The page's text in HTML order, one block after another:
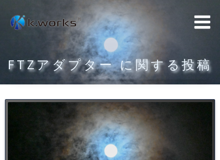
コ
ン
テ
ン
ツ
へ
キ
ッ
プ
FTZアダプター に関する投稿